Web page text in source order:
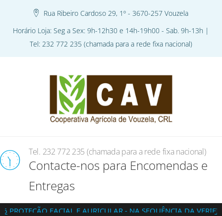
Rua Ribeiro Cardoso 29, 1º - 3670-257 Vouzela
Horário Loja: Seg a Sex: 9h-12h30 e 14h-19h00 - Sab. 9h-13h |
Tel: 232 772 235 (chamada para a rede fixa nacional)
Tel. 232 772 235 (chamada para a rede fixa nacional)
Contacte-nos para Encomendas e
Entregas
FACIAL E AURICULAR - NA SEQUÊNCIA DA VERIFICAÇÃO